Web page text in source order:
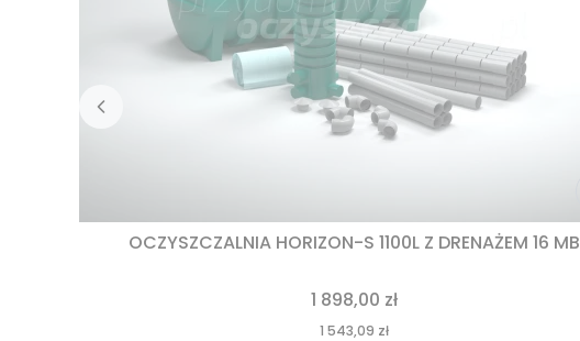
OCZYSZCZALNIA HORIZON-S 1100L Z DRENAŻEM 16 MB
1 898,00 zł
1 543,09 zł